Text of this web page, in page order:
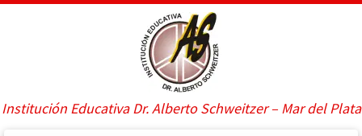
Saltar
Institución Educativa Dr. Alberto Schweitzer – Mar del Plata